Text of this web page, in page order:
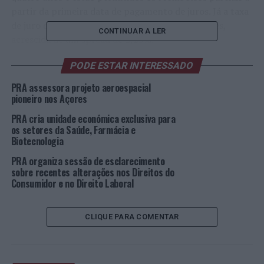
de juro da emissão é indexada à Euribor seis meses,
acrescida de um spread de 2,25%.
Sobre o Grupo AGRIS
Fundado em 1985, o grupo tinha como objetivo o
comércio de produtos para a agricultura. Ao longo dos
anos, surgiram outras atividades complementares e de
apoio a esse negócio, tendo evoluído para um modelo de
venda em livre-serviço, através das lojas AGRILOJA. Ao
longo do tempo, foi diversificando o seu portefólio de
negócios e alargou a presença aos setores da
distribuição alimentar (ATACADISTA), energias
alternativas (SOCOENE), enologia (ENCOSTA DA VILA)
e, mais recentemente, às tecnologias de informação e de
CONTINUAR A LER
PODE ESTAR INTERESSADO
PRA assessora projeto aeroespacial
pioneiro nos Açores
PRA cria unidade económica exclusiva para
os setores da Saúde, Farmácia e
Biotecnologia
PRA organiza sessão de esclarecimento
sobre recentes alterações nos Direitos do
Consumidor e no Direito Laboral
CLIQUE PARA COMENTAR